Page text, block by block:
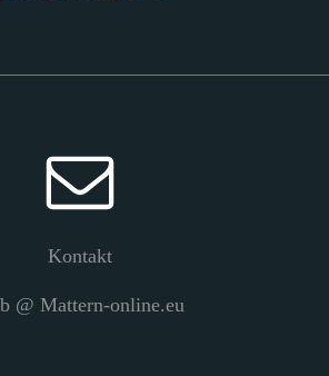
Kontakt
@ Mattern-online.eu